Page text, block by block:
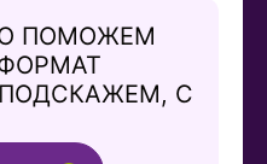
ПОМОЖЕМ
С